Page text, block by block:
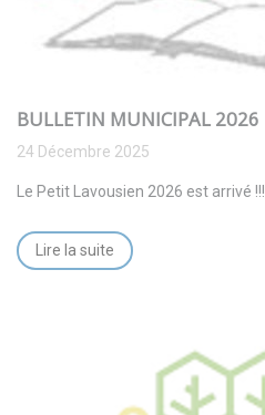
BULLETIN MUNICIPAL 2026
24 Décembre 2025
Le Petit Lavousien 2026 est arrivé !!!
Lire la suite